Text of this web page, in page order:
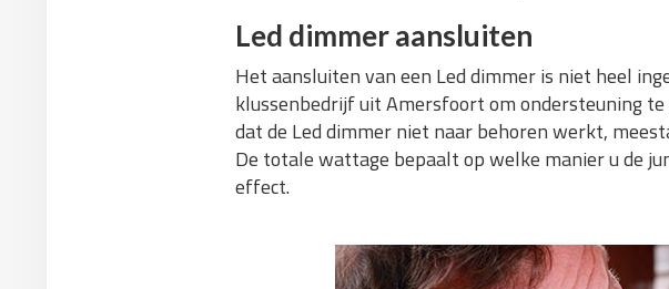
Led dimmer aansluiten
Het aansluiten van een Led dimmer is niet heel
klussenbedrijf uit Amersfoort om ondersteuning
dat de Led dimmer niet naar behoren werkt,
De totale wattage bepaalt op welke manier u de
effect.